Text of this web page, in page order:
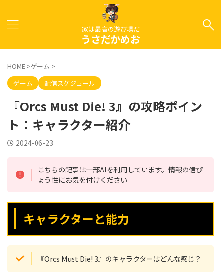
家は最高の遊び場だ
うさだかめお
HOME >ゲーム >
ゲーム
配信スケジュール
『Orcs Must Die! 3』の攻略ポイン
ト：キャラクター紹介
2024-06-23
こちらの記事は一部AIを利用しています。情報の信ぴ
ょう性にお気を付けください
キャラクターと能力
『Orcs Must Die! 3』のキャラクターはどんな感じ？